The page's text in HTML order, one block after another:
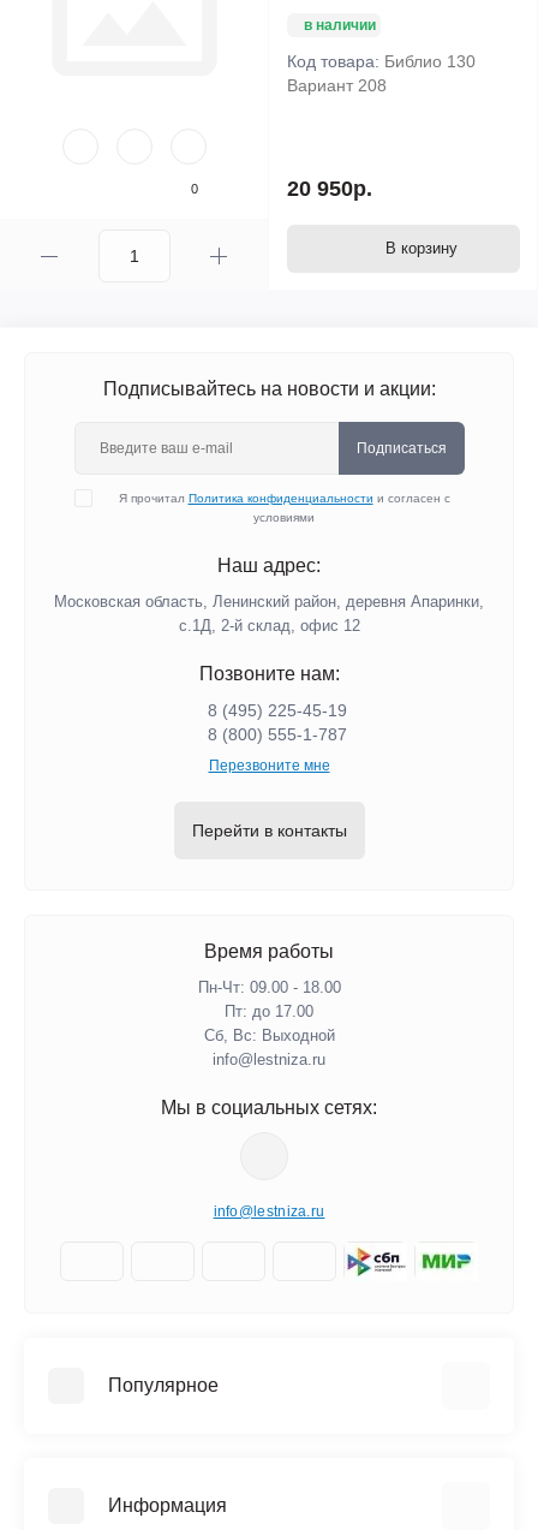
0
в наличии
Код товара: Библио 130
Вариант 208
20 950р.
В корзину
Подписывайтесь на новости и акции:
Подписаться
Я прочитал Политика конфиденциальности и согласен с
условиями
Наш адрес:
Московская область, Ленинский район, деревня Апаринки,
с.1Д, 2-й склад, офис 12
Позвоните нам:
8 (495) 225-45-19
8 (800) 555-1-787
Перезвоните мне
Перейти в контакты
Время работы
Пн-Чт: 09.00 - 18.00
Пт: до 17.00
Сб, Вс: Выходной
info@lestniza.ru
Мы в социальных сетях:
info@lestniza.ru
Популярное
Четырехсекционные лестницы
Информация